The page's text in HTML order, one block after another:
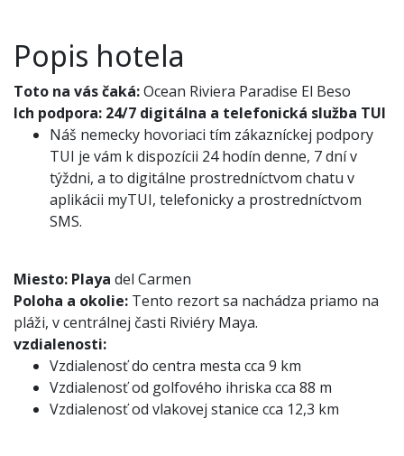
Popis hotela
Toto na vás čaká:Ocean Riviera Paradise El Beso
Ich podpora: 24/7 digitálna a telefonická služba TUI
Náš nemecky hovoriaci tím zákazníckej podpory
TUI je vám k dispozícii 24 hodín denne, 7 dní v
týždni, a to digitálne prostredníctvom chatu v
aplikácii myTUI, telefonicky a prostredníctvom
SMS.
Miesto: Playa del Carmen
Poloha a okolie: Tento rezort sa nachádza priamo na
pláži, v centrálnej časti Riviéry Maya.
vzdialenosti:
Vzdialenosť do centra mesta cca 9 km
Vzdialenosť od golfového ihriska cca 88 m
Vzdialenosť od vlakovej stanice cca 12,3 km